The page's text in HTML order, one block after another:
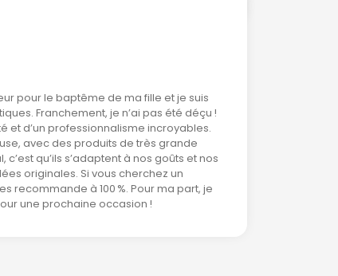
pour le baptême de ma fille et je suis
Franchement, je n’ai pas été déçu !
et d’un professionnalisme incroyables.
avec des produits de très grande
c’est qu’ils s’adaptent à nos goûts et nos
originales. Si vous cherchez un
recommande à 100 %. Pour ma part, je
une prochaine occasion !